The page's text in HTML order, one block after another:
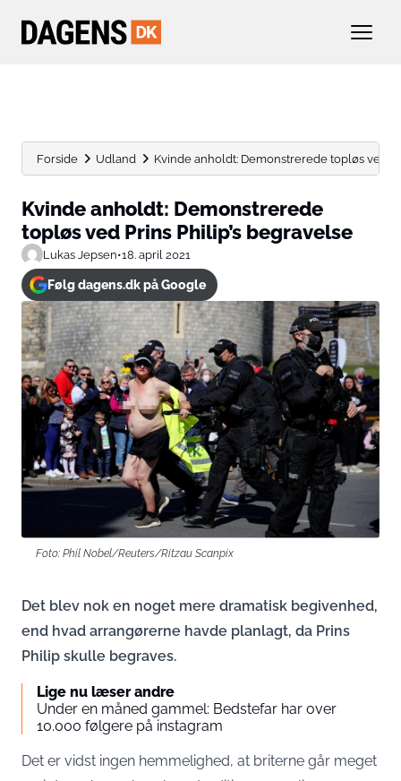
Forside Udland Kvinde anholdt: Demonstrerede topløs ved
Kvinde anholdt: Demonstrerede
topløs ved Prins Philip’s begravelse
Lukas Jepsen•18. april 2021
Følg dagens.dk på Google
Foto: Phil Nobel/Reuters/Ritzau Scanpix
Det blev nok en noget mere dramatisk begivenhed,
end hvad arrangørerne havde planlagt, da Prins
Philip skulle begraves.
Lige nu læser andre
Under en måned gammel: Bedstefar har over
10.000 følgere på instagram
Det er vidst ingen hemmelighed, at briterne går meget